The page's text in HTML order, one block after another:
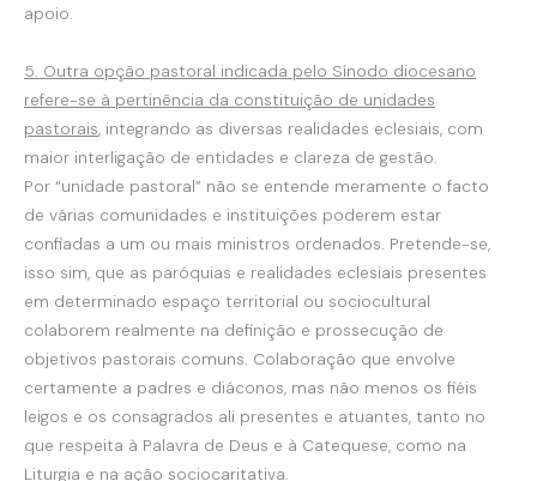
apoio.
5. Outra opção pastoral indicada pelo Sínodo diocesano
refere-se à pertinência da constituição de unidades
pastorais , integrando as diversas realidades eclesiais, com
maior interligação de entidades e clareza de gestão.
Por “unidade pastoral” não se entende meramente o facto
de várias comunidades e instituições poderem estar
confiadas a um ou mais ministros ordenados. Pretende-se,
isso sim, que as paróquias e realidades eclesiais presentes
em determinado espaço territorial ou sociocultural
colaborem realmente na definição e prossecução de
objetivos pastorais comuns. Colaboração que envolve
certamente a padres e diáconos, mas não menos os fiéis
leigos e os consagrados ali presentes e atuantes, tanto no
que respeita à Palavra de Deus e à Catequese, como na
Liturgia e na ação sociocaritativa.